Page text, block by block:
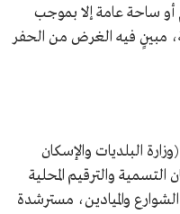
أو ساحة عامة إلا بموجب
مبينٍ فيه الغرض من الحفر
البلديات والإسكان
1406هـ/ 1986م، لجان التسمية والترقيم المحلية
الشوارع والميادين، مسترشدة